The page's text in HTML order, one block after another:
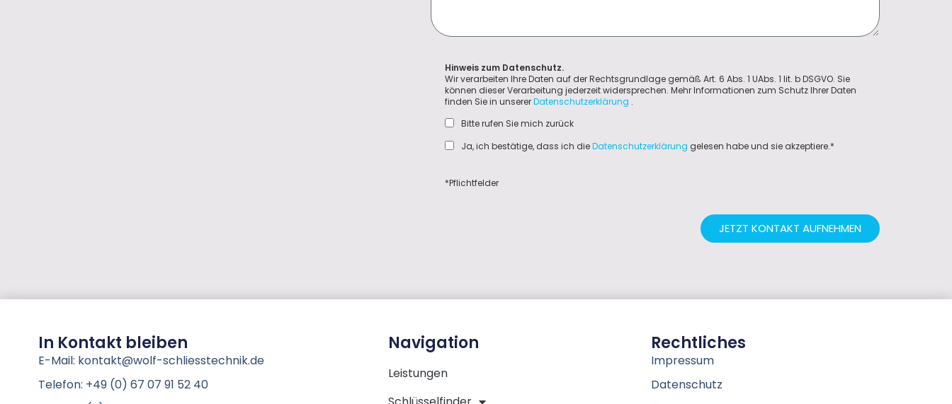
Hinweis zum Datenschutz.
Wir verarbeiten Ihre Daten auf der Rechtsgrundlage gemäß Art. 6 Abs. 1 UAbs. 1 lit. b DSGVO. Sie
können dieser Verarbeitung jederzeit widersprechen. Mehr Informationen zum Schutz Ihrer Daten
finden Sie in unsererDatenschutzerklärung .
Bitte rufen Sie mich zurück
Ja, ich bestätige, dass ich dieDatenschutzerklärung gelesen habe und sie akzeptiere.*
*Pflichtfelder
JETZT KONTAKT AUFNEHMEN
In Kontakt bleiben
E-Mail: kontakt@wolf-schliesstechnik.de
Telefon: +49 (0) 67 07 91 52 40
Navigation
Leistungen
Rechtliches
Impressum
Datenschutz